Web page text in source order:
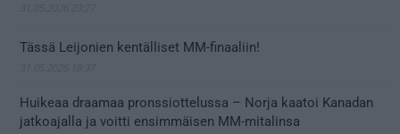
Tässä Leijonien kentälliset MM-finaaliin!
Huikeaa draamaa pronssiottelussa – Norja kaatoi Kanadan
jatkoajalla ja voitti ensimmäisen MM-mitalinsa